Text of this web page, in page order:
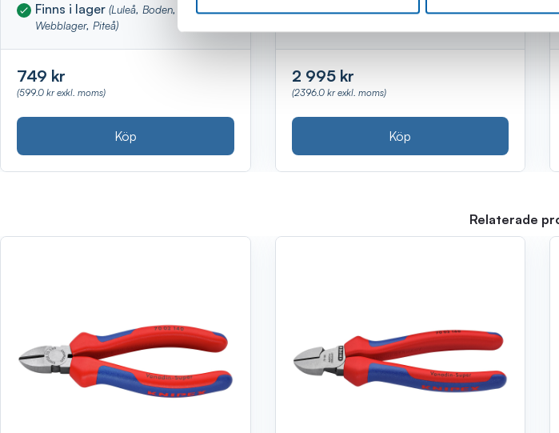
Finns i lager (Luleå, Boden, Kalix,
Webblager, Piteå)
749 kr
(599.0 kr exkl. moms)
Köp
Finns i lager(Kalix, Luleå, Webblager,
2 995 kr
(2396.0 kr exkl. moms)
Köp
Relaterade